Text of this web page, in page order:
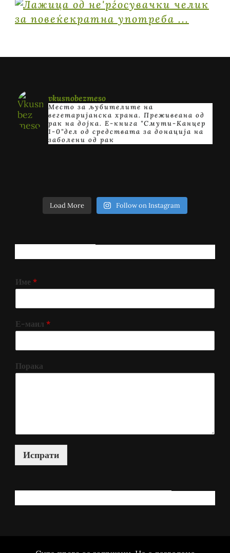
vkusnobezmeso
Место за љубителите на
вегетаријанска храна. Преживеана од
рак на дојка. E-книга "Смути-Канцер
1-0"дел од средствата за донација на
заболени од рак
Load More Follow on Instagram
Име *
Е-маил *
Порака
Испрати